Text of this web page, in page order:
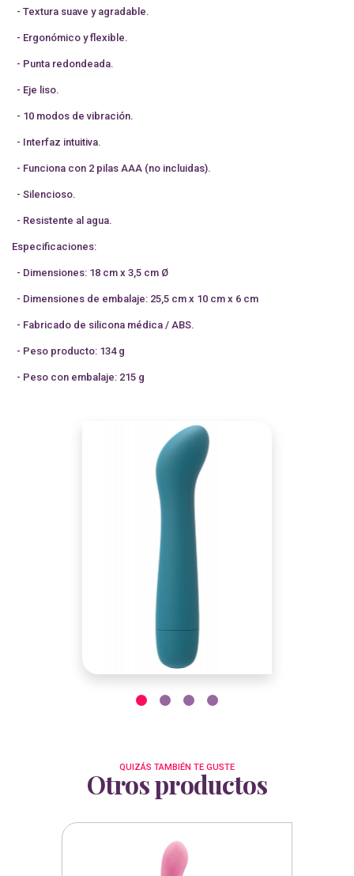
- Textura suave y agradable.
- Ergonómico y flexible.
- Punta redondeada.
- Eje liso.
- 10 modos de vibración.
- Interfaz intuitiva.
- Funciona con 2 pilas AAA (no incluidas).
- Silencioso.
- Resistente al agua.
Especificaciones:
- Dimensiones: 18 cm x 3,5 cm Ø
- Dimensiones de embalaje: 25,5 cm x 10 cm x 6 cm
- Fabricado de silicona médica / ABS.
- Peso producto: 134 g
- Peso con embalaje: 215 g
QUIZÁS TAMBIÉN TE GUSTE
Otros productos